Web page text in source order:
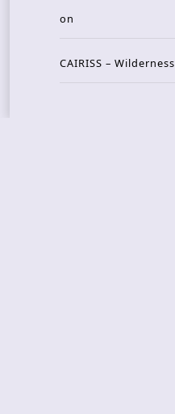
on
CAIRISS – Wilderness